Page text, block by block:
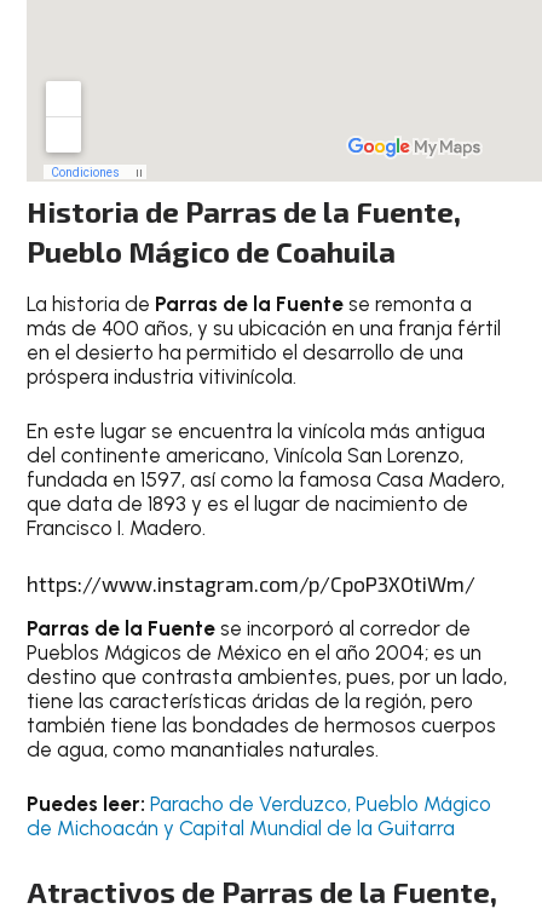
Historia de Parras de la Fuente,
Pueblo Mágico de Coahuila
La historia de Parras de la Fuente se remonta a
más de 400 años, y su ubicación en una franja fértil
en el desierto ha permitido el desarrollo de una
próspera industria vitivinícola.
En este lugar se encuentra la vinícola más antigua
del continente americano, Vinícola San Lorenzo,
fundada en 1597, así como la famosa Casa Madero,
que data de 1893 y es el lugar de nacimiento de
Francisco I. Madero.
https://www.instagram.com/p/CpoP3XOtiWm/
Parras de la Fuente se incorporó al corredor de
Pueblos Mágicos de México en el año 2004; es un
destino que contrasta ambientes, pues, por un lado,
tiene las características áridas de la región, pero
también tiene las bondades de hermosos cuerpos
de agua, como manantiales naturales.
Puedes leer: Paracho de Verduzco, Pueblo Mágico
de Michoacán y Capital Mundial de la Guitarra
Atractivos de Parras de la Fuente,